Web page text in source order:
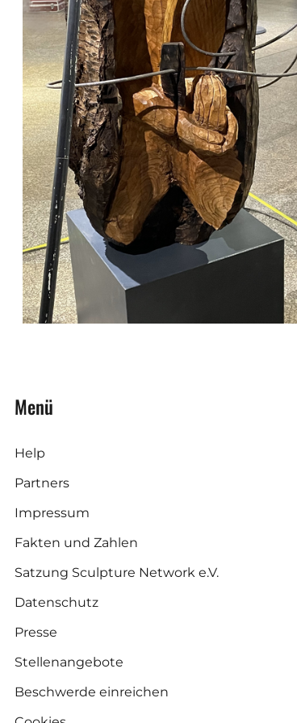
Menü
Help
Partners
Impressum
Fakten und Zahlen
Satzung Sculpture Network e.V.
Datenschutz
Presse
Stellenangebote
Beschwerde einreichen